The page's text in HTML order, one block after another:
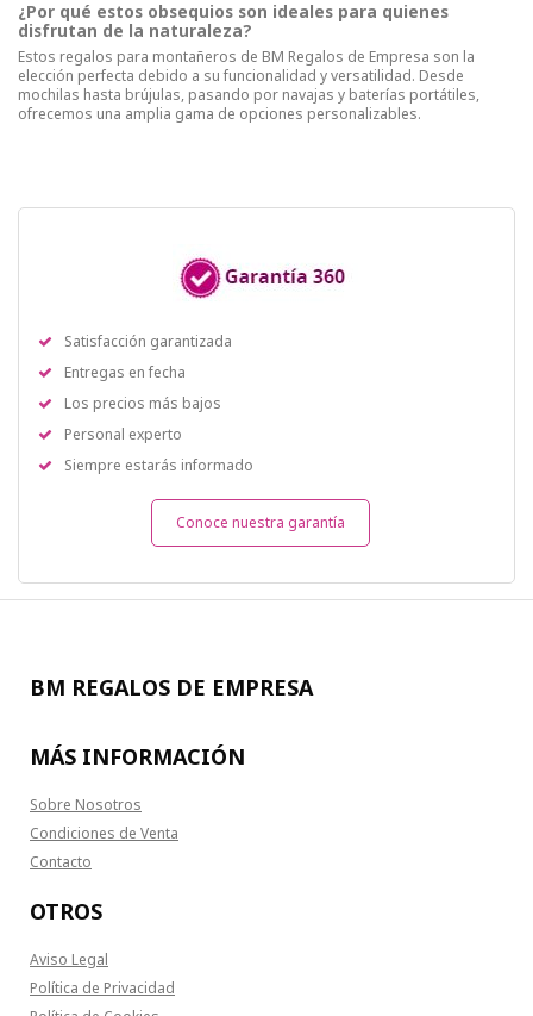
¿Por qué estos obsequios son ideales para quienes
disfrutan de la naturaleza?
Estos regalos para montañeros de BM Regalos de Empresa son la
elección perfecta debido a su funcionalidad y versatilidad. Desde
mochilas hasta brújulas, pasando por navajas y baterías portátiles,
ofrecemos una amplia gama de opciones personalizables.
Satisfacción garantizada
Entregas en fecha
Los precios más bajos
Personal experto
Siempre estarás informado
Conoce nuestra garantía
BM REGALOS DE EMPRESA
MÁS INFORMACIÓN
Sobre Nosotros
Condiciones de Venta
Contacto
OTROS
Aviso Legal
Política de Privacidad